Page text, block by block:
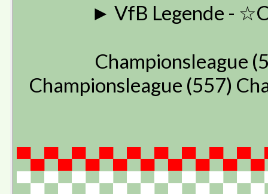
► VfB Legende -
Championsleague
Championsleague (557)